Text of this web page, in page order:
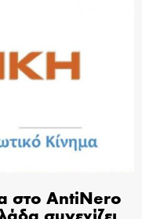
στο AntiNero
συνεχίζει